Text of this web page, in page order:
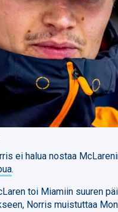
ei halua nostaa
.
toi Miamiin suuren
Norris muistuttaa